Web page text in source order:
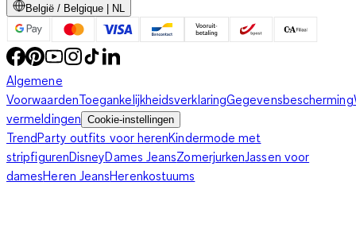
België / Belgique | NL
Algemene
VoorwaardenToegankelijkheidsverklaringGegevensbescherming
vermeldingen Cookie-instellingen
TrendParty outfits voor herenKindermode met
stripfigurenDisneyDames JeansZomerjurkenJassen voor
damesHeren JeansHerenkostuums